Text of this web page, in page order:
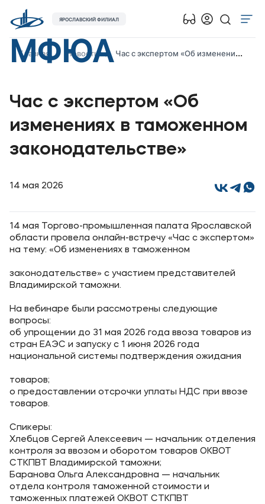
МФЮА
ЯРОСЛАВСКИЙ ФИЛИАЛ
Об университете
Абитуриенту
Музейно-выставочный центр МФЮА
Наука
Студентам
Карьера
Институт дополнительного образования
Уровни образования
Высшее образование
Дополнительное образование
Медиа
Объявления
Новости ВУЗа
Главная Новости Час с экспертом «Об изменениях в таможенном законодательстве»
Час с экспертом «Об
изменениях в таможенном
законодательстве»
14 мая 2026
14 мая Торгово-промышленная палата Ярославской
области провела онлайн-встречу «Час с экспертом»
на тему: «Об изменениях в таможенном
законодательстве» с участием представителей
Владимирской таможни.
На вебинаре были рассмотрены следующие
вопросы:
об упрощении до 31 мая 2026 года ввоза товаров из
стран ЕАЭС и запуску с 1 июня 2026 года
национальной системы подтверждения ожидания
товаров;
о предоставлении отсрочки уплаты НДС при ввозе
товаров.
Спикеры:
Хлебцов Сергей Алексеевич — начальник отделения
контроля за ввозом и оборотом товаров ОКВОТ
СТКПВТ Владимирской таможни;
Баранова Ольга Александровна — начальник
отдела контроля таможенной стоимости и
таможенных платежей ОКВОТ СТКПВТ